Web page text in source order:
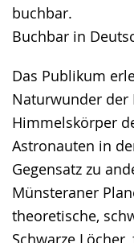
buchbar.
Buchbar in
Das Publikum
Naturwunder der
Himmelskörper
Astronauten in
Gegensatz zu
Münsteraner
theoretische,
Schwarze